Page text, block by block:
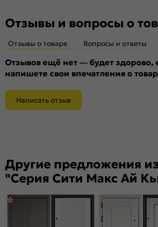
Нижний
Автоматический
Класс замка:
Класс шумоизоляции:
1
Накладка цилиндровая наружная:
Ручка:
Ночная задвижка:
Глазок:
Вертушка цилиндровая:
Отзывы и вопросы о
Отзывы о товаре Вопросы и ответы
Отзывов ещё нет — будет здорово,
напишете свои впечатления о
Написать отзыв
Другие предложения
"Серия Сити Макс Ай